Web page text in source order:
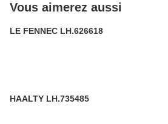
Vous aimerez aussi
LE FENNEC LH.626618
HAALTY LH.735485